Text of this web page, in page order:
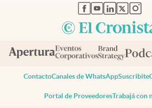
abre en nueva
abre en nueva
abre en
abre
ContactoCanales de WhatsAppSuscribite
Portal de ProveedoresTrabajá con